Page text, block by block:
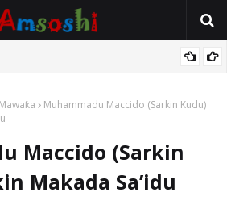
Muhammadu Maccido (Sarkin Kudu)
Maccido (Sarkin
Makada Sa’idu